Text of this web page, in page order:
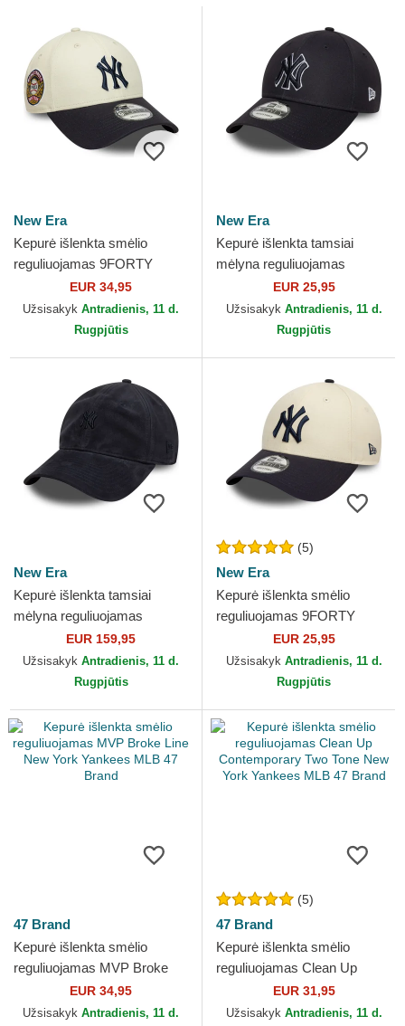
New Era
Kepurė išlenkta smėlio
reguliuojamas 9FORTY
World Series New York
Yankees MLB New Era
EUR 34,95
Užsisakyk Antradienis, 11 d.
Rugpjūtis
New Era
Kepurė išlenkta tamsiai
mėlyna reguliuojamas
9FORTY Outline New York
Yankees MLB New Era
EUR 25,95
Užsisakyk Antradienis, 11 d.
Rugpjūtis
New Era
Kepurė išlenkta tamsiai
mėlyna reguliuojamas
9TWENTY Suede New York
Yankees MLB New Era
EUR 159,95
Užsisakyk Antradienis, 11 d.
Rugpjūtis
(5)
New Era
Kepurė išlenkta smėlio
reguliuojamas 9FORTY
Colour Block New York
Yankees MLB New Era
EUR 25,95
Užsisakyk Antradienis, 11 d.
Rugpjūtis
47 Brand
Kepurė išlenkta smėlio
reguliuojamas MVP Broke
Line New York Yankees MLB
47 Brand
EUR 34,95
Užsisakyk Antradienis, 11 d.
(5)
47 Brand
Kepurė išlenkta smėlio
reguliuojamas Clean Up
Contemporary Two Tone New
York Yankees MLB 47 Brand
EUR 31,95
Užsisakyk Antradienis, 11 d.